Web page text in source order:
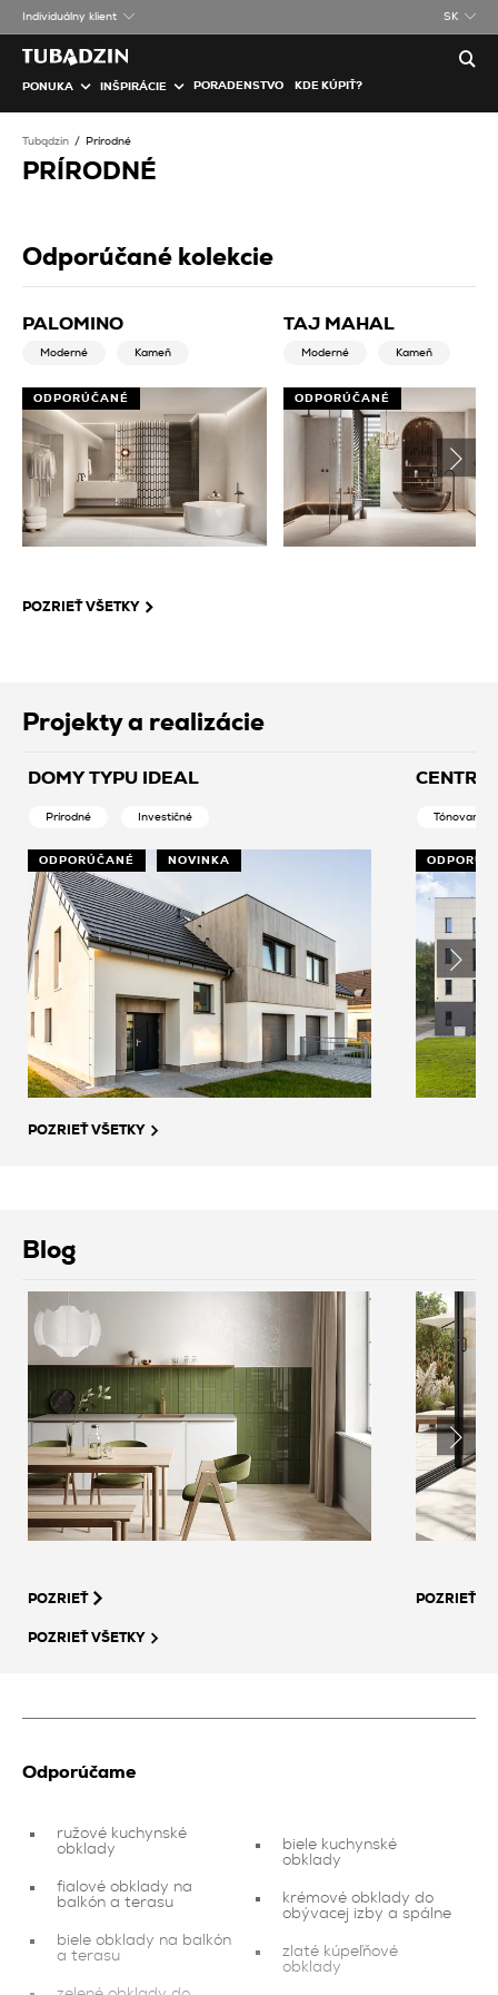
Individuálny klient SK
PONUKA INŠPIRÁCIE PORADENSTVO KDE KÚPIŤ?
Tubądzin Prírodné
PRÍRODNÉ
Odporúčané kolekcie
PALOMINO
Moderné Kameň
ODPORÚČANÉ
TAJ MAHAL
Moderné Kameň
ODPORÚČANÉ
POZRIEŤ VŠETKY
Projekty a realizácie
DOMY TYPU IDEAL
Prírodné Investičné
ODPORÚČANÉ NOVINKA
Tónované
POZRIEŤ VŠETKY
Blog
POZRIEŤ POZRIEŤ
POZRIEŤ VŠETKY
Odporúčame
ružové kuchynské
obklady
fialové obklady na
balkón a terasu
biele obklady na balkón
a terasu
biele kuchynské
obklady
krémové obklady do
obývacej izby a spálne
zlaté kúpeľňové
obklady